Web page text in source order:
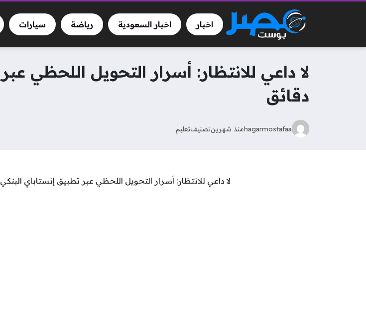
اخبار اخبار السعودية رياضة سيارات
دقائق
hagarmostafaaمنذ شهرينتصنيفتعليم
لا داعي للانتظار: أسرار التحويل اللحظي عبر تطبيق إنستاباي البنكي